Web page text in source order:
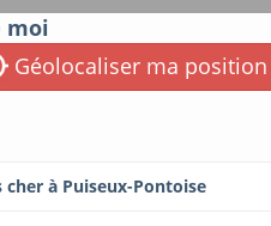
moi
Géolocaliser ma position
cher à Puiseux-Pontoise